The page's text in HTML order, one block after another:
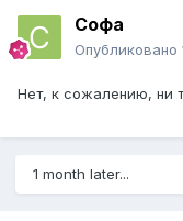
Софа
Опубликовано
Нет, к сожалению, ни
1 month later...